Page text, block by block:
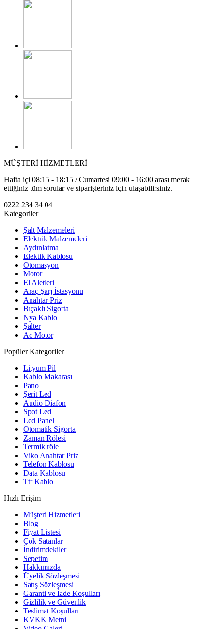
MÜŞTERİ HİZMETLERİ
Hafta içi 08:15 - 18:15 / Cumartesi 09:00 - 16:00 arası merak
ettiğiniz tüm sorular ve siparişleriniz için ulaşabilirsiniz.
0222 234 34 04
Kategoriler
Şalt Malzemeleri
Elektrik Malzemeleri
Aydınlatma
Elektik Kablosu
Otomasyon
Motor
El Aletleri
Araç Şarj İstasyonu
Anahtar Priz
Bıçaklı Sigorta
Nya Kablo
Şalter
Ac Motor
Popüler Kategoriler
Lityum Pil
Kablo Makarası
Pano
Şerit Led
Audio Diafon
Spot Led
Led Panel
Otomatik Sigorta
Zaman Rölesi
Termik röle
Viko Anahtar Priz
Telefon Kablosu
Data Kablosu
Ttr Kablo
Hızlı Erişim
Müşteri Hizmetleri
Blog
Fiyat Listesi
Çok Satanlar
İndirimdekiler
Sepetim
Hakkımızda
Üyelik Sözleşmesi
Satış Sözleşmesi
Garanti ve İade Koşulları
Gizlilik ve Güvenlik
Teslimat Koşulları
KVKK Metni